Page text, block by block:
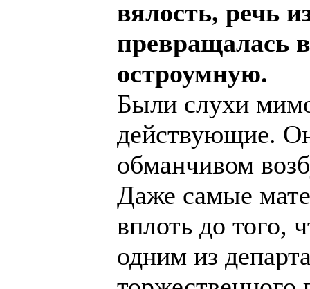
вялость, речь
превращалась
остроумную.
Были слухи
действующие.
обманчивом
Даже самые
вплоть до того,
одним из